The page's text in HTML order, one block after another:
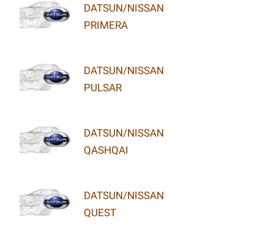
DATSUN/NISSAN
PRIMERA
DATSUN/NISSAN
PULSAR
DATSUN/NISSAN
QASHQAI
DATSUN/NISSAN
QUEST